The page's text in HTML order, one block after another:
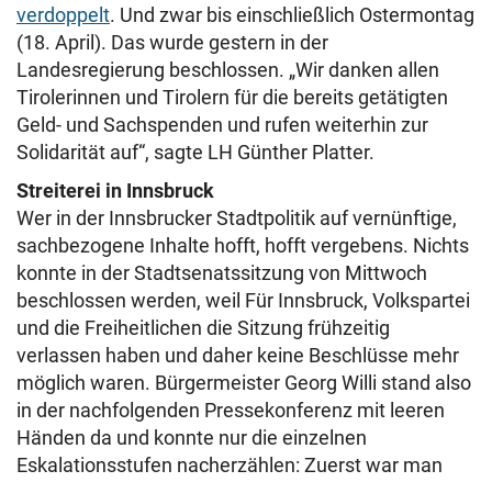
verdoppelt. Und zwar bis einschließlich Ostermontag
(18. April). Das wurde gestern in der
Landesregierung beschlossen. „Wir danken allen
Tirolerinnen und Tirolern für die bereits getätigten
Geld- und Sachspenden und rufen weiterhin zur
Solidarität auf“, sagte LH Günther Platter.
Streiterei in Innsbruck
Wer in der Innsbrucker Stadtpolitik auf vernünftige,
sachbezogene Inhalte hofft, hofft vergebens. Nichts
konnte in der Stadtsenatssitzung von Mittwoch
beschlossen werden, weil Für Innsbruck, Volkspartei
und die Freiheitlichen die Sitzung frühzeitig
verlassen haben und daher keine Beschlüsse mehr
möglich waren. Bürgermeister Georg Willi stand also
in der nachfolgenden Pressekonferenz mit leeren
Händen da und konnte nur die einzelnen
Eskalationsstufen nacherzählen: Zuerst war man